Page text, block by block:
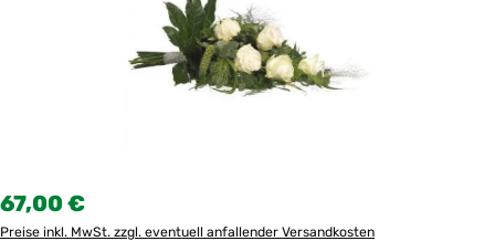
Regulärer Preis:
67,00 €
Preise inkl. MwSt. zzgl. eventuell anfallender Versandkosten